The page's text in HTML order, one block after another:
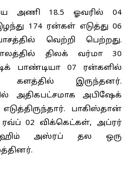
அணி 18.5 ஓவரில் 04
174 ரன்கள் எடுத்து 06
வெற்றி பெற்றது.
திலக் வர்மா 30
பாண்டியா 07 ரன்களில்
களத்தில் இருந்தனர்.
அதிகபட்சமாக அபிஷேக்
பாகிஸ்தான்
02 விக்கெட்கள், அப்ரர்
அஸ்ரப் தல ஒரு